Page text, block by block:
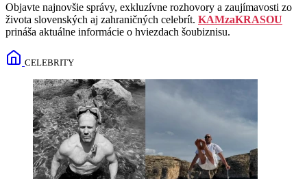
Objavte najnovšie správy, exkluzívne rozhovory a zaujímavosti zo
života slovenských aj zahraničných celebrít. KAMzaKRASOU
prináša aktuálne informácie o hviezdach šoubiznisu.
CELEBRITY